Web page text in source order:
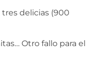
tres delicias (900
Otro fallo para el